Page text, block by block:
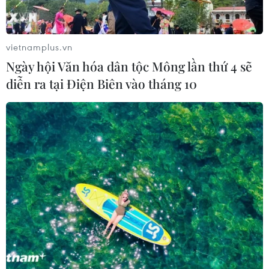
06/08/2026 05:14
Mưa dông khiến hàng chục
chuyến bay tới Nội Bài không thể hạ
cánh
06/08/2026 04:37
Cảnh báo lũ quét, sạt lở đất ở 8 tỉnh
khu vực Bắc Bộ và Thanh Hóa
06/08/2026 03:47
Xem thêm
vietnamplus.vn
Ngày hội Văn hóa dân tộc Mông lần thứ 4 sẽ
diễn ra tại Điện Biên vào tháng 10